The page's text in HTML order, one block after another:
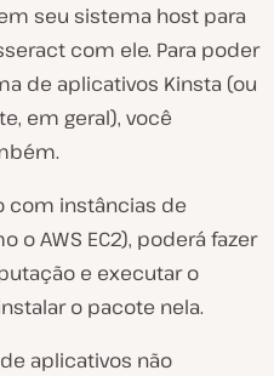
seu sistema host para
com ele. Para poder
de aplicativos Kinsta (ou
em geral), você
com instâncias de
AWS EC2), poderá fazer
e executar o
o pacote nela.
aplicativos não